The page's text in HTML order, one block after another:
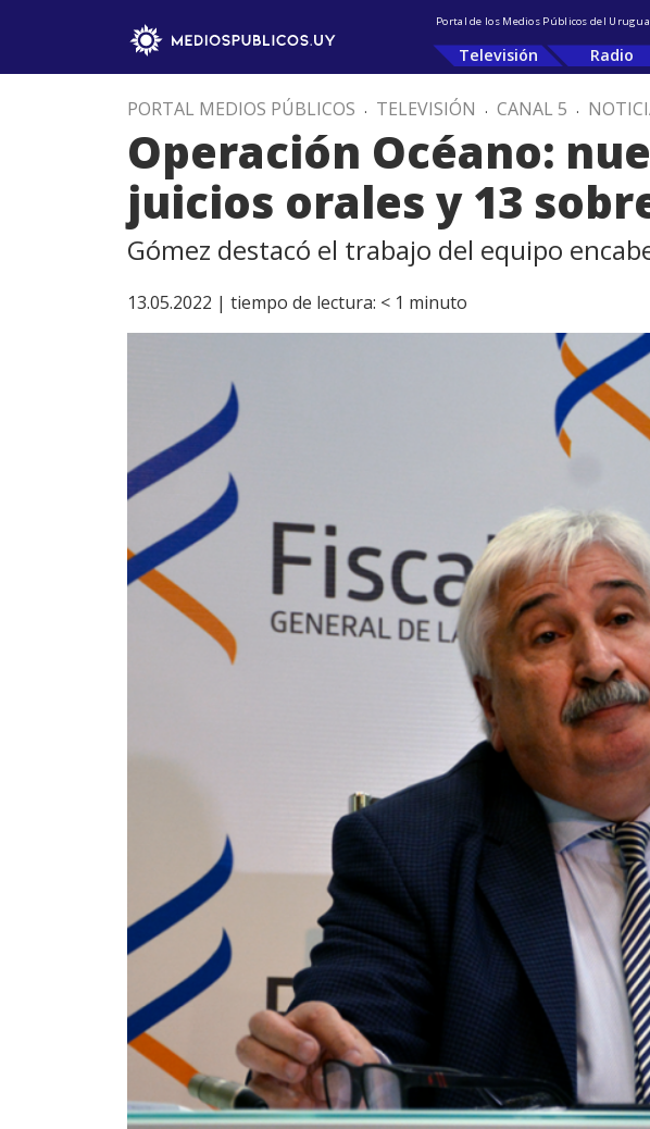
Portal de los Medios Públicos del
Televisión Radio
PORTAL MEDIOS PÚBLICOS . TELEVISIÓN . CANAL 5 .
Operación Océano:
juicios orales y 13
Gómez destacó el trabajo del equipo
13.05.2022 | tiempo de lectura: < 1 minuto